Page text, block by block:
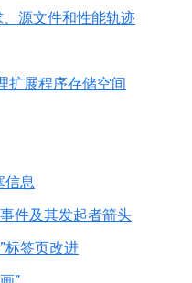
源文件和性能轨迹
扩展程序存储空间
信息
件及其发起者箭头
标签页改进